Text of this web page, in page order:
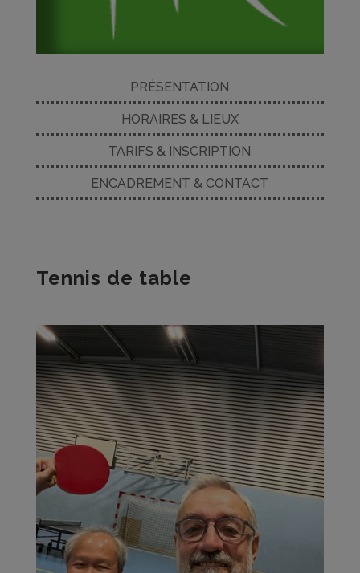
PRÉSENTATION
HORAIRES & LIEUX
TARIFS & INSCRIPTION
ENCADREMENT & CONTACT
Tennis de table